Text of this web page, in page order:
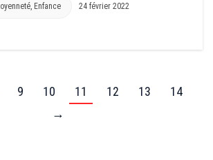
Enfance 24 février 2022
9 10 11 12 13
14
→